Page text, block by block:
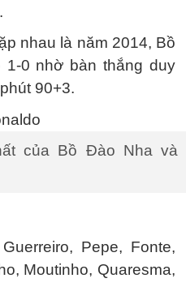
nhau là năm 2014, Bồ
0 nhờ bàn thắng duy
90+3.
của Bồ Đào Nha và
Pepe, Fonte,
Moutinho, Quaresma,